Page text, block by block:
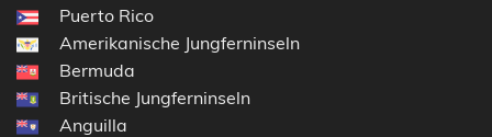
Puerto Rico
Amerikanische Jungferninseln
Bermuda
Britische Jungferninseln
Anguilla